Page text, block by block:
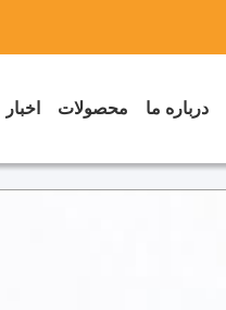
درباره ما محصولات اخبار